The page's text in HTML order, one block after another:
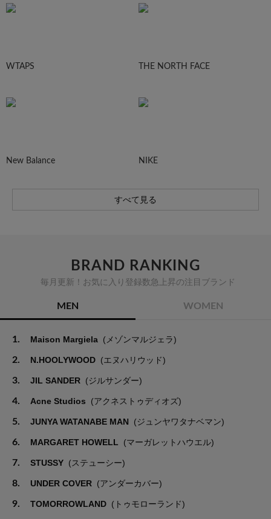
WTAPS THE NORTH FACE
New Balance NIKE
すべて見る
BRAND RANKING
毎月更新！お気に入り登録数急上昇の注目ブランド
MEN WOMEN
1. Maison Margiela (メゾンマルジェラ)
2. N.HOOLYWOOD (エヌハリウッド)
3. JIL SANDER (ジルサンダー)
4. Acne Studios (アクネストゥディオズ)
5. JUNYA WATANABE MAN (ジュンヤワタナベマン)
6. MARGARET HOWELL (マーガレットハウエル)
7. STUSSY (ステューシー)
8. UNDER COVER (アンダーカバー)
9. TOMORROWLAND (トゥモローランド)